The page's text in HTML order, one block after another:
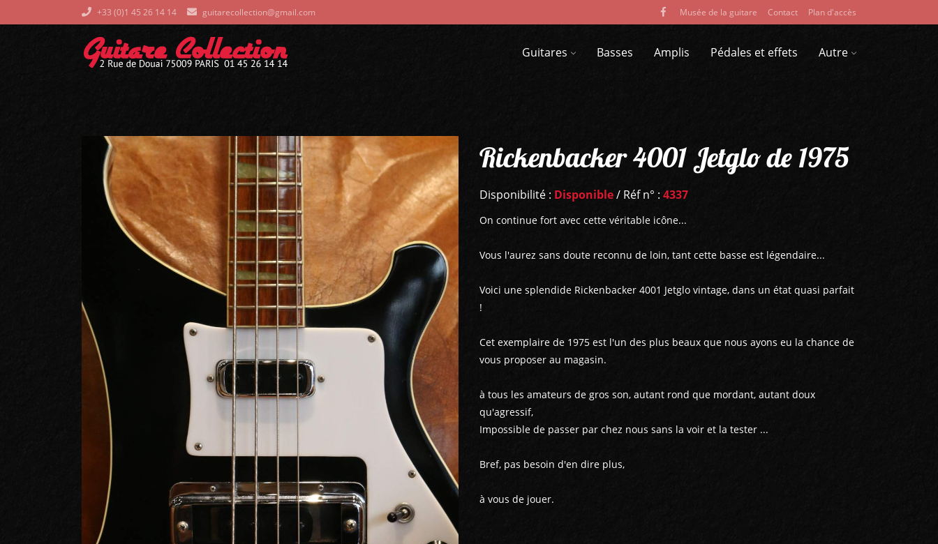
+33 (0)1 45 26 14 14 guitarecollection@gmail.com Musée de la guitare Contact Plan d'accès
Guitares Basses Amplis Pédales et effets Autre
Rickenbacker 4001 Jetglo de 1975
Disponibilité : Disponible/ Réf n° : 4337
On continue fort avec cette véritable icône...
Vous l'aurez sans doute reconnu de loin, tant cette basse est légendaire...
Voici une splendide Rickenbacker 4001 Jetglo vintage, dans un état quasi parfait
!
Cet exemplaire de 1975 est l'un des plus beaux que nous ayons eu la chance de
vous proposer au magasin.
à tous les amateurs de gros son, autant rond que mordant, autant doux
qu'agressif,
Impossible de passer par chez nous sans la voir et la tester ...
Bref, pas besoin d'en dire plus,
à vous de jouer.